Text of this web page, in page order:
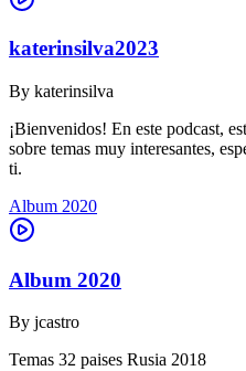
katerinsilva2023
By katerinsilva
¡Bienvenidos! En este podcast,
sobre temas muy interesantes,
ti.
Album 2020
Album 2020
By jcastro
Temas 32 paises Rusia 2018